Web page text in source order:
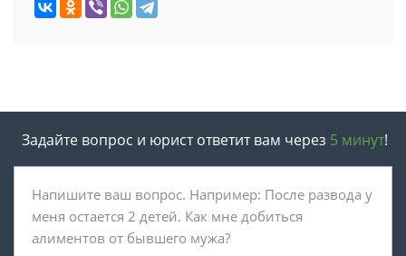
Задайте вопрос и юрист ответит вам через 5 минут!